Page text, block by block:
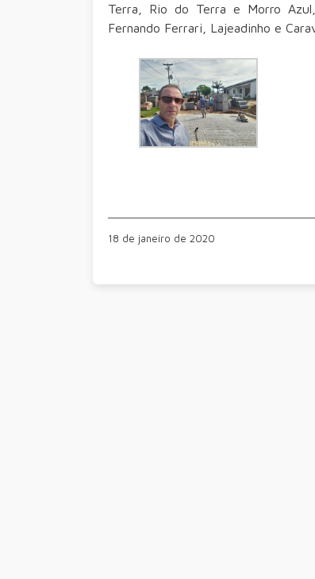
Terra, Rio do Terra e Morro
Fernando Ferrari, Lajeadinho e
18 de janeiro de 2020